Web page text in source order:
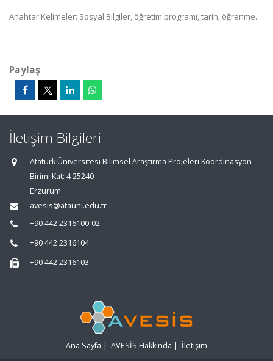
Anahtar Kelimeler: Sosyal Bilgiler, öğretim programı, tarih, öğrenme.
Paylaş
İletişim Bilgileri
Atatürk Üniversitesi Bilimsel Araştırma Projeleri Koordinasyon
Birimi Kat: 4 25240
Erzurum
avesis@atauni.edu.tr
+90 442 2316100-02
+90 442 2316104
+90 442 2316103
Ana Sayfa | AVESİS Hakkında | İletişim